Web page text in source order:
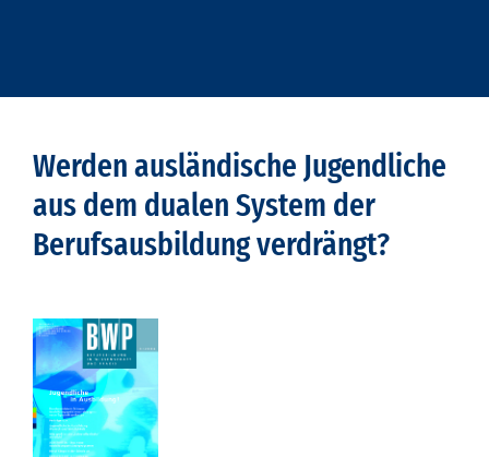
Werden ausländische Jugendliche
aus dem dualen System der
Berufsausbildung verdrängt?